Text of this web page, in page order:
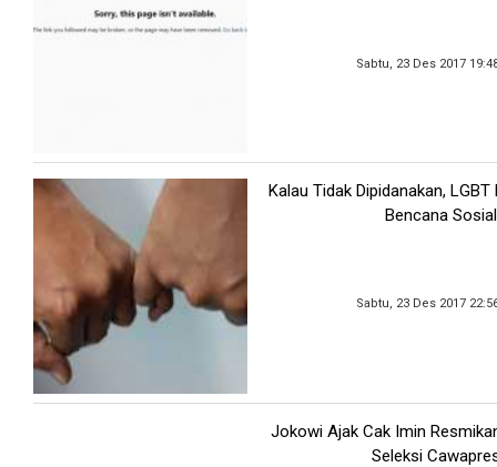
Sabtu, 23 Des 2017
Kalau Tidak Dipidanakan,
Bencana Sosial
Sabtu, 23 Des 2017
Jokowi Ajak Cak Imin
Seleksi